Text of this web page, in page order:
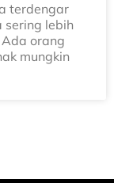
terdengar
sering lebih
orang
mungkin